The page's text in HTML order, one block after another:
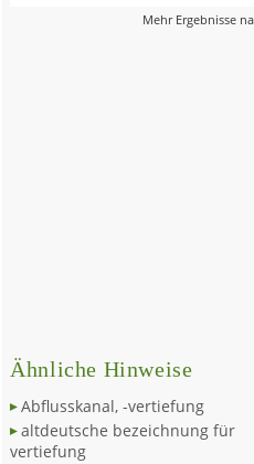
Ähnliche Hinweise
Abflusskanal, -vertiefung
altdeutsche bezeichnung für
vertiefung